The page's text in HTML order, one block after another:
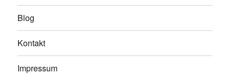
Blog
Kontakt
Impressum